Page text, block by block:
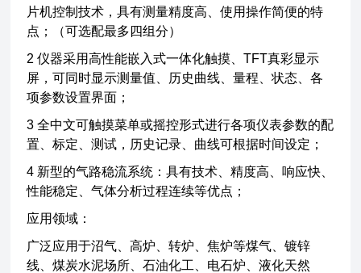
片机控制技术，具有测量精度高、使用操作简便的特
点；（可选配最多四组分）
2 仪器采用高性能嵌入式一体化触摸、TFT真彩显示
屏，可同时显示测量值、历史曲线、量程、状态、各
项参数设置界面；
3 全中文可触摸菜单或摇控形式进行各项仪表参数的配
置、标定、测试，历史记录、曲线可根据时间设定；
4 新型的气路稳流系统：具有技术、精度高、响应快、
性能稳定、气体分析过程连续等优点；
应用领域：
广泛应用于沼气、高炉、转炉、焦炉等煤气、镀锌
线、煤炭水泥场所、石油化工、电石炉、液化天然